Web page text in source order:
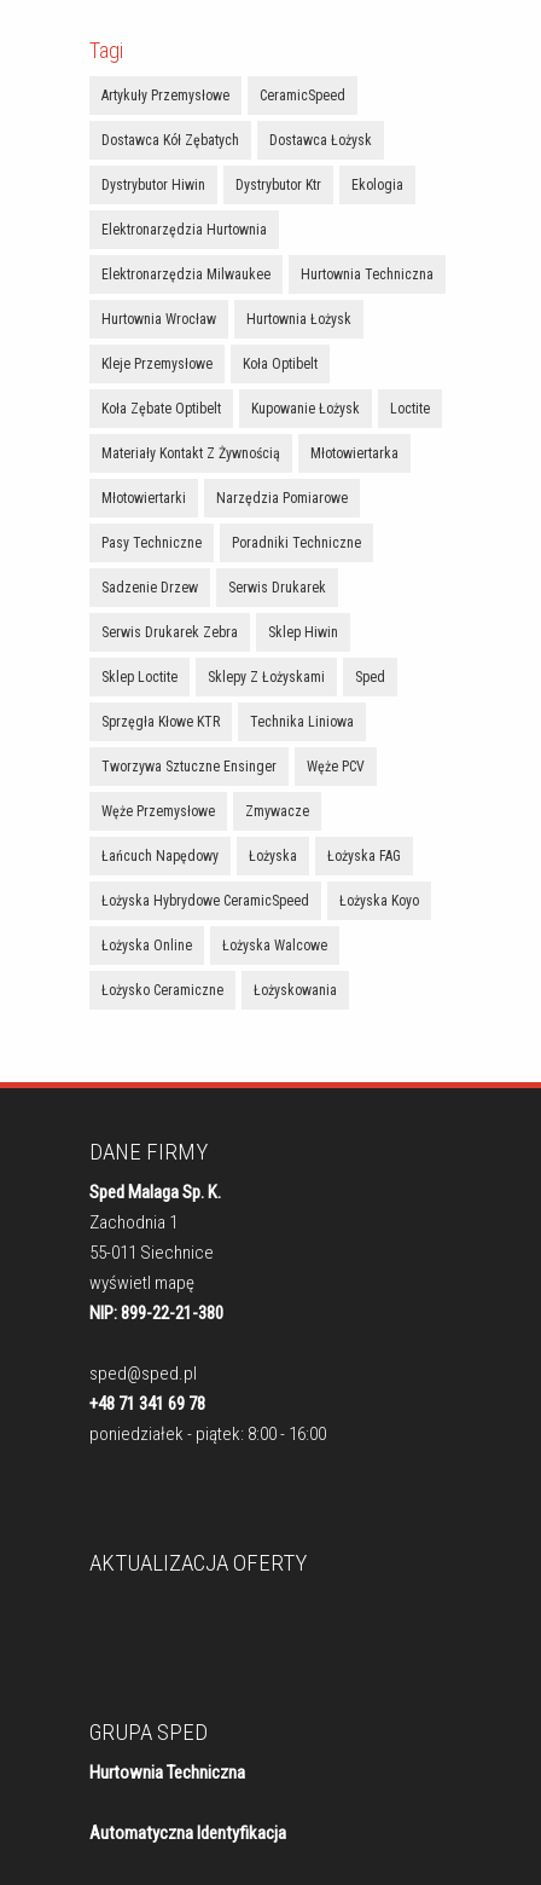
Tagi
Artykuły Przemysłowe CeramicSpeed
Dostawca Kół Zębatych Dostawca Łożysk
Dystrybutor Hiwin Dystrybutor Ktr Ekologia
Elektronarzędzia Hurtownia
Elektronarzędzia Milwaukee Hurtownia Techniczna
Hurtownia Wrocław Hurtownia Łożysk
Kleje Przemysłowe Koła Optibelt
Koła Zębate Optibelt Kupowanie Łożysk Loctite
Materiały Kontakt Z Żywnością Młotowiertarka
Młotowiertarki Narzędzia Pomiarowe
Pasy Techniczne Poradniki Techniczne
Sadzenie Drzew Serwis Drukarek
Serwis Drukarek Zebra Sklep Hiwin
Sklep Loctite Sklepy Z Łożyskami Sped
Sprzęgła Kłowe KTR Technika Liniowa
Tworzywa Sztuczne Ensinger Węże PCV
Węże Przemysłowe Zmywacze
Łańcuch Napędowy Łożyska Łożyska FAG
Łożyska Hybrydowe CeramicSpeed Łożyska Koyo
Łożyska Online Łożyska Walcowe
Łożysko Ceramiczne Łożyskowania
DANE FIRMY
Sped Malaga Sp. K.
Zachodnia 1
55-011 Siechnice
wyświetl mapę
NIP: 899-22-21-380
sped@sped.pl
+48 71 341 69 78
poniedziałek - piątek: 8:00 - 16:00
AKTUALIZACJA OFERTY
GRUPA SPED
Hurtownia Techniczna
Automatyczna Identyfikacja